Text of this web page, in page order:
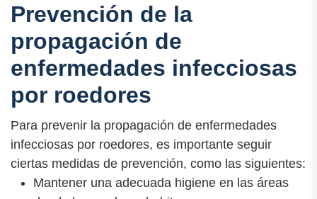
Prevención de la
propagación de
enfermedades infecciosas
por roedores
Para prevenir la propagación de enfermedades
infecciosas por roedores, es importante seguir
ciertas medidas de prevención, como las siguientes:
Mantener una adecuada higiene en las áreas